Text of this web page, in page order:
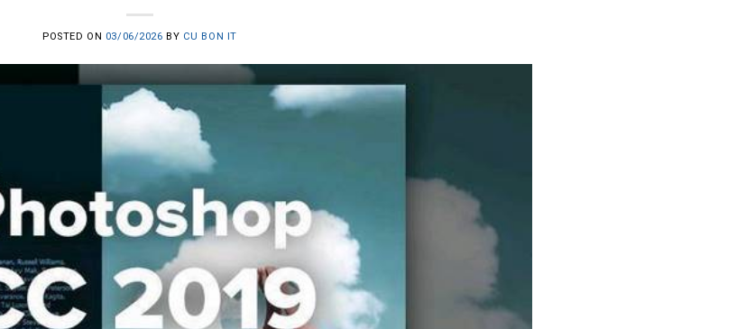
POSTED ON 03/06/2026 BY CU BON IT